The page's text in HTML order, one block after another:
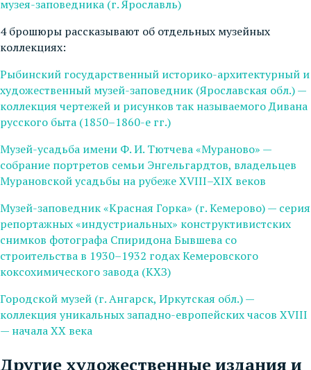
музея-заповедника (г. Ярославль)
4 брошюры рассказывают об отдельных музейных
коллекциях:
Рыбинский государственный историко-архитектурный и
художественный музей-заповедник (Ярославская обл.) —
коллекция чертежей и рисунков так называемого Дивана
русского быта (1850–1860-е гг.)
Музей-усадьба имени Ф. И. Тютчева «Мураново» —
собрание портретов семьи Энгельгардтов, владельцев
Мурановской усадьбы на рубеже XVIII–XIX веков
Музей-заповедник «Красная Горка» (г. Кемерово) — серия
репортажных «индустриальных» конструктивистских
снимков фотографа Спиридона Бывшева со
строительства в 1930–1932 годах Кемеровского
коксохимического завода (КХЗ)
Городской музей (г. Ангарск, Иркутская обл.) —
коллекция уникальных западно-европейских часов XVIII
— начала XX века
Другие художественные издания и